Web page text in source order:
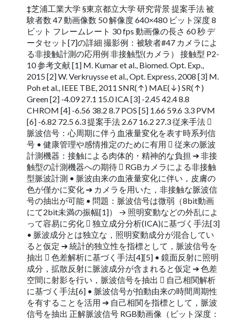
‡芝浦工業大学 §東京都立大学 研究背景 提案手法 被
験者数 47 動画像数 50 解像度 640×480 ビット深度 8
ビット フレームレート 30 fps 動画像の長さ 60 秒 デ
ータセット[7]の詳細 撮影例：被験者#47 カメラによ
る非接触計測の応用例 非接触型(カメラ） 接触型 P2-
10 参考文献 [1] M. Kumar et al., Biomed. Opt. Exp.,
2015 [2] W. Verkruysse et al., Opt. Express, 2008 [3] M.
Poh et al., IEEE TBE, 2011 SNR(↑) MAE(↓) SR(↑)
Green [2] -4.09 27.1 15.0 ICA [3] -2.45 42.4 8.8
CHROM [4] -6.56 38.2 8.7 POS [5] 1.66 59.6 3.3 PVM
[6] -6.82 72.5 6.3 提案手法 2.67 16.2 27.3 従来手法 
脈波信号：心周期に伴う血液量変化を表す時系列信
号 • 健康管理や感情推定のために有用  従来の脈波
計測機器：接触による肉体的・精神的な負担 ➔ 非接
触型の計測機器への期待  RGBカメラによる非接触
型脈波計測 • 脈波由来の血液量変化に伴い，皮膚の
色が僅かに変化 ➔ カメラを用いた，非接触な脈波信
号の抽出が可能 • 問題：脈波信号は微弱（8bit動画
にて2bit未満の振幅[1]） → 照明変動などの外乱によ
って容易に劣化  独立成分分析(ICA)に基づく手法[3]
• 脈波成分とは独立な，照明変動成分が混合してい
ると仮定 ➔ 統計的独立性を指標として，脈波信号を
抽出  色差解析に基づく手法[4][5] • 鏡面反射に照明
成分，拡散反射に脈波成分が含まれると仮定 ➔ 色差
空間に射影を行い，脈波信号を抽出  自己相関解析
に基づく手法[6] • 脈波信号が拍動由来の時間周期性
を有することを活用 ➔ 自己相関を指標として，脈波
信号を抽出 正解脈波信号 RGB動画像（ビット深度：